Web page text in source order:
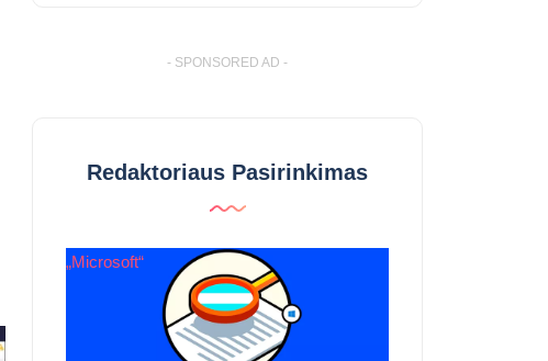
- SPONSORED AD -
Redaktoriaus Pasirinkimas
„Microsoft“